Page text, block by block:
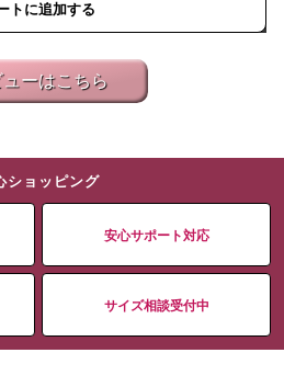
トに追加する
ューはこちら
ショッピング
安心サポート対応
サイズ相談受付中